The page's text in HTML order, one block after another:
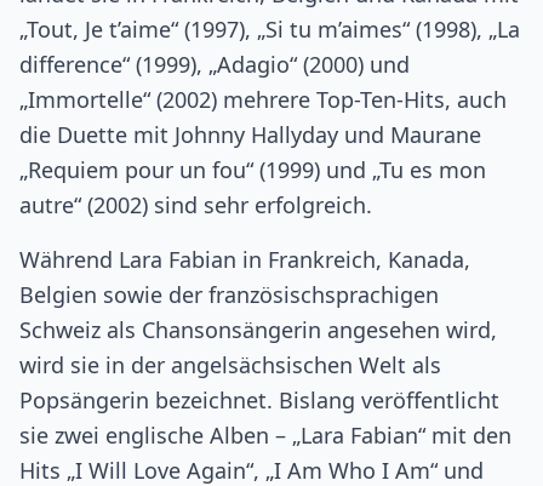
„Tout, Je t’aime“ (1997), „Si tu m’aimes“ (1998), „La
difference“ (1999), „Adagio“ (2000) und
„Immortelle“ (2002) mehrere Top-Ten-Hits, auch
die Duette mit Johnny Hallyday und Maurane
„Requiem pour un fou“ (1999) und „Tu es mon
autre“ (2002) sind sehr erfolgreich.
Während Lara Fabian in Frankreich, Kanada,
Belgien sowie der französischsprachigen
Schweiz als Chansonsängerin angesehen wird,
wird sie in der angelsächsischen Welt als
Popsängerin bezeichnet. Bislang veröffentlicht
sie zwei englische Alben – „Lara Fabian“ mit den
Hits „I Will Love Again“, „I Am Who I Am“ und